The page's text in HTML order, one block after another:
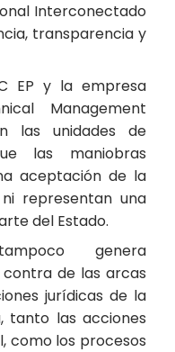
Interconectado
transparencia y
EP y la empresa
Management
las unidades de
las maniobras
aceptación de la
representan una
del Estado.
genera
contra de las arcas
jurídicas de la
tanto las acciones
como los procesos